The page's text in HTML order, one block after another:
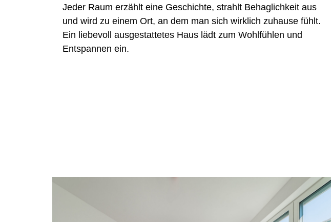
Jeder Raum erzählt eine Geschichte, strahlt Behaglichkeit aus
und wird zu einem Ort, an dem man sich wirklich zuhause fühlt.
Ein liebevoll ausgestattetes Haus lädt zum Wohlfühlen und
Entspannen ein.